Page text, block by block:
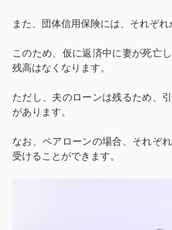
また、団体信用保険には、それぞれ
このため、仮に返済中に妻が死亡
残高はなくなります。
ただし、夫のローンは残るため、
があります。
なお、ペアローンの場合、それぞ
受けることができます。